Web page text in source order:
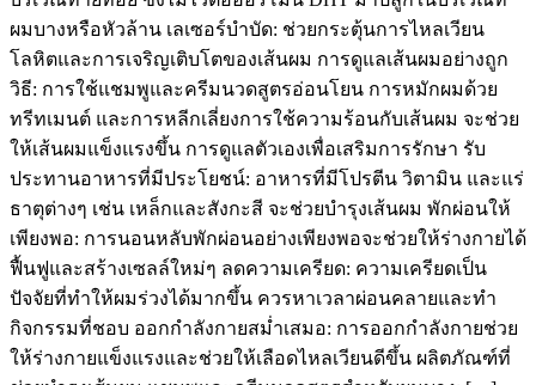
ผมบางหรือหัวล้าน เลเซอร์บำบัด: ช่วยกระตุ้นการไหลเวียน
โลหิตและการเจริญเติบโตของเส้นผม การดูแลเส้นผมอย่างถูก
วิธี: การใช้แชมพูและครีมนวดสูตรอ่อนโยน การหมักผมด้วย
ทรีทเมนต์ และการหลีกเลี่ยงการใช้ความร้อนกับเส้นผม จะช่วย
ให้เส้นผมแข็งแรงขึ้น การดูแลตัวเองเพื่อเสริมการรักษา รับ
ประทานอาหารที่มีประโยชน์: อาหารที่มีโปรตีน วิตามิน และแร่
ธาตุต่างๆ เช่น เหล็กและสังกะสี จะช่วยบำรุงเส้นผม พักผ่อนให้
เพียงพอ: การนอนหลับพักผ่อนอย่างเพียงพอจะช่วยให้ร่างกายได้
ฟื้นฟูและสร้างเซลล์ใหม่ๆ ลดความเครียด: ความเครียดเป็น
ปัจจัยที่ทำให้ผมร่วงได้มากขึ้น ควรหาเวลาผ่อนคลายและทำ
กิจกรรมที่ชอบ ออกกำลังกายสม่ำเสมอ: การออกกำลังกายช่วย
ให้ร่างกายแข็งแรงและช่วยให้เลือดไหลเวียนดีขึ้น ผลิตภัณฑ์ที่